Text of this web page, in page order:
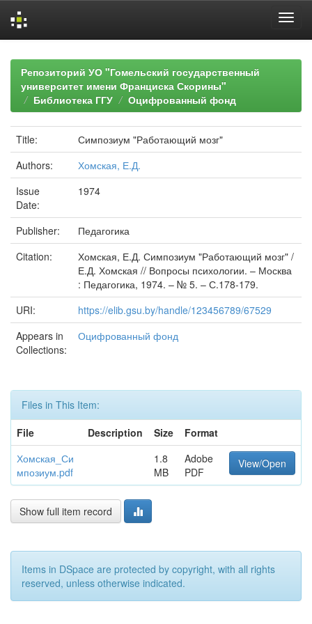
navigationРепозиторий УО "Гомельский государственный
университет имени Франциска Скорины"
Библиотека ГГУ
Оцифрованный фонд
Title:
Симпозиум "Работающий мозг"
Authors:
Хомская, Е.Д.
Issue
Date:
1974
Publisher:
Педагогика
Citation:
Хомская, Е.Д. Симпозиум "Работающий мозг" /
Е.Д. Хомская // Вопросы психологии. – Москва
: Педагогика, 1974. – № 5. – С.178-179.
URI:
https://elib.gsu.by/handle/123456789/67529
Appears in
Collections:
Оцифрованный фонд
Files in This Item:
File
Description Size
Format
Хомская_Си
мпозиум.pdf
1.8
MB
Adobe
PDF
View/Open
Show full item record
Items in DSpace are protected by copyright, with all rights
reserved, unless otherwise indicated.